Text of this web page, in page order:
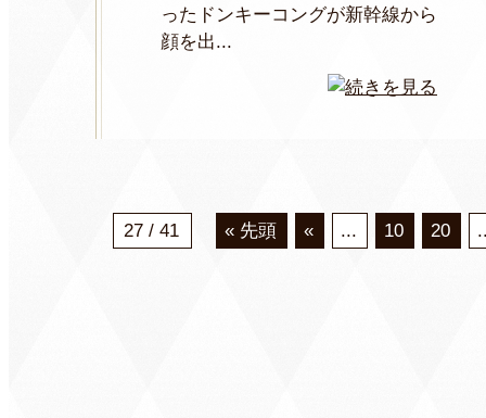
ったドンキーコングが新幹線から
顔を出...
27 / 41 « 先頭 « ... 10 20